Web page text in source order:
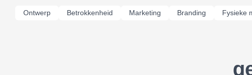
Ontwerp Betrokkenheid Marketing Branding Fysieke